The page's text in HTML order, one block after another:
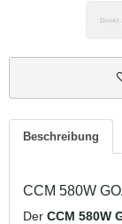
Beschreibung
CCM 580W
Der CCM 580W